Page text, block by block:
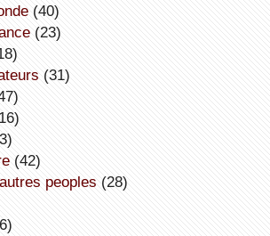
(40)
(23)
(31)
(42)
autres peoples (28)